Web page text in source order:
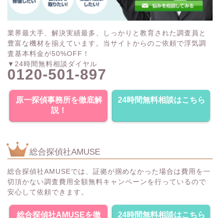
業界最大手、解決実績最多、しっかりと教育された調査員と
豊富な機材を揃えています。当サイトからのご依頼で浮気調
査基本料金が50%OFF！
▼24時間無料相談ダイヤル
0120-501-897
原一探偵事務所を徹底解
説！
24時間無料相談はこちら
総合探偵社AMUSE
総合探偵社AMUSEでは、証拠が掴めなかった場合は費用を一
切頂かない調査費用全額無料キャンペーンを行っているので
安心して依頼できます。
総合探偵社AMUSEを徹 24時間無料相談はこちら